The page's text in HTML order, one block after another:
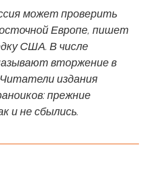
может проверить
Европе, пишет
США. В числе
вторжение в
издания
прежние
и не сбылись.